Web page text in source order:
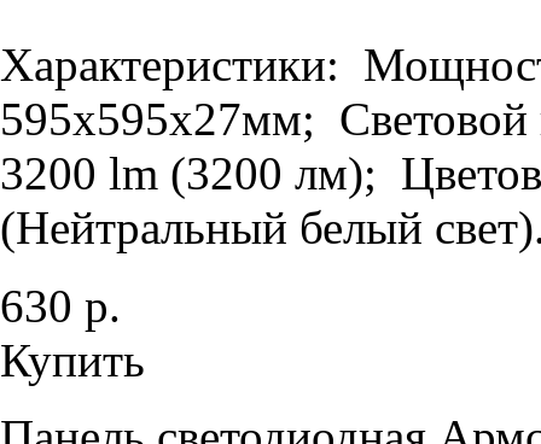
Характеристики:
595х595х27мм; Световой
3200 lm (3200 лм);
(Нейтральный белый
630 р.
Купить